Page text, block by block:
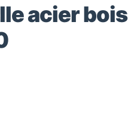
acier bois